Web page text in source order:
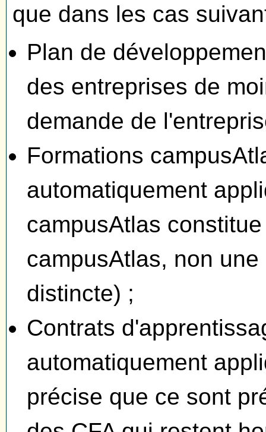
que dans les cas
Plan de
des entreprises de
demande de
Formations
automatiquement
campusAtlas
campusAtlas, non
distincte) ;
Contrats
automatiquement
précise que ce sont